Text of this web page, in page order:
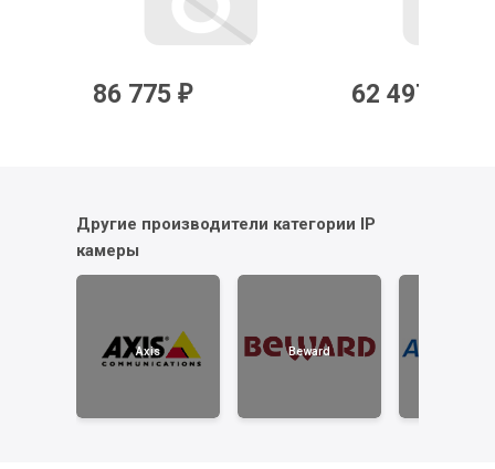
86 775 ₽ 62 497
Другие производители категории IP
камеры
Axis Beward